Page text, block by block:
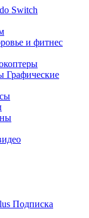
Switch
и фитнес
Графические
Подписка